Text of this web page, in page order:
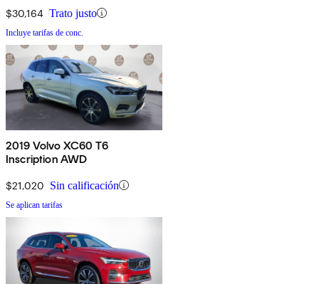
$30,164 Trato justo
Incluye tarifas de conc.
2019 Volvo XC60 T6
Inscription AWD
$21,020 Sin calificación
Se aplican tarifas